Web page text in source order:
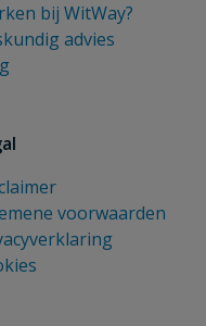
bij WitWay?
advies
voorwaarden